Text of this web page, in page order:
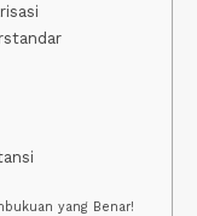
yang Benar!